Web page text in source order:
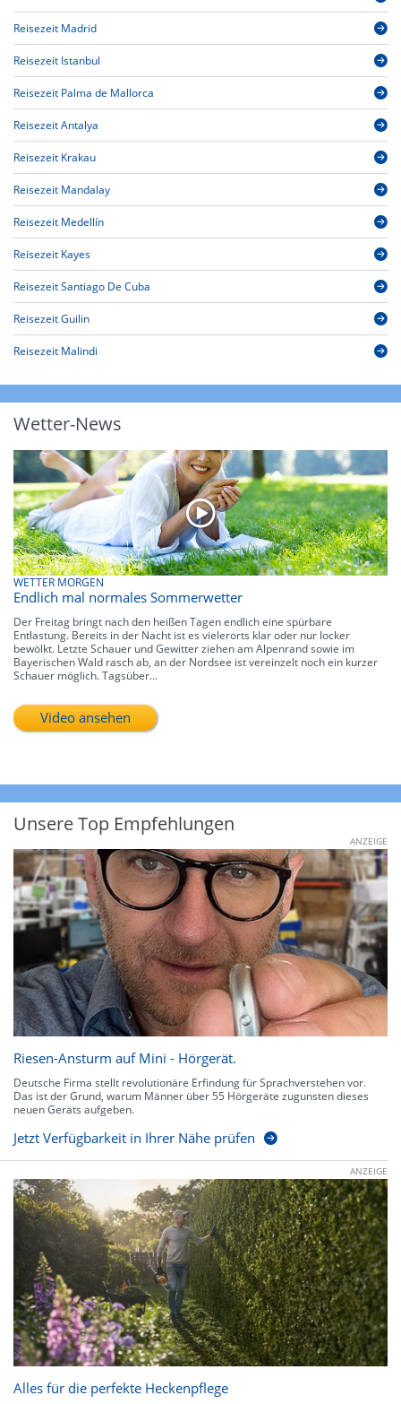
Reisezeit Madrid
Reisezeit Istanbul
Reisezeit Palma de Mallorca
Reisezeit Antalya
Reisezeit Krakau
Reisezeit Mandalay
Reisezeit Medellín
Reisezeit Kayes
Reisezeit Santiago De Cuba
Reisezeit Guilin
Reisezeit Malindi
Wetter-News
WETTER MORGEN
Endlich mal normales Sommerwetter
Der Freitag bringt nach den heißen Tagen endlich eine spürbare
Entlastung. Bereits in der Nacht ist es vielerorts klar oder nur locker
bewölkt. Letzte Schauer und Gewitter ziehen am Alpenrand sowie im
Bayerischen Wald rasch ab, an der Nordsee ist vereinzelt noch ein kurzer
Schauer möglich. Tagsüber...
Video ansehen
Unsere Top Empfehlungen
ANZEIGE
Riesen-Ansturm auf Mini - Hörgerät.
Deutsche Firma stellt revolutionäre Erfindung für Sprachverstehen vor.
Das ist der Grund, warum Männer über 55 Hörgeräte zugunsten dieses
neuen Geräts aufgeben.
Jetzt Verfügbarkeit in Ihrer Nähe prüfen
ANZEIGE
Alles für die perfekte Heckenpflege